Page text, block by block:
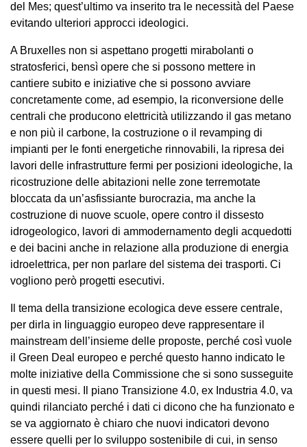
del Mes; quest’ultimo va inserito tra le necessità del Paese
evitando ulteriori approcci ideologici.
A Bruxelles non si aspettano progetti mirabolanti o
stratosferici, bensì opere che si possono mettere in
cantiere subito e iniziative che si possono avviare
concretamente come, ad esempio, la riconversione delle
centrali che producono elettricità utilizzando il gas metano
e non più il carbone, la costruzione o il revamping di
impianti per le fonti energetiche rinnovabili, la ripresa dei
lavori delle infrastrutture fermi per posizioni ideologiche, la
ricostruzione delle abitazioni nelle zone terremotate
bloccata da un’asfissiante burocrazia, ma anche la
costruzione di nuove scuole, opere contro il dissesto
idrogeologico, lavori di ammodernamento degli acquedotti
e dei bacini anche in relazione alla produzione di energia
idroelettrica, per non parlare del sistema dei trasporti. Ci
vogliono però progetti esecutivi.
Il tema della transizione ecologica deve essere centrale,
per dirla in linguaggio europeo deve rappresentare il
mainstream dell’insieme delle proposte, perché così vuole
il Green Deal europeo e perché questo hanno indicato le
molte iniziative della Commissione che si sono susseguite
in questi mesi. Il piano Transizione 4.0, ex Industria 4.0, va
quindi rilanciato perché i dati ci dicono che ha funzionato e
se va aggiornato è chiaro che nuovi indicatori devono
essere quelli per lo sviluppo sostenibile di cui, in senso